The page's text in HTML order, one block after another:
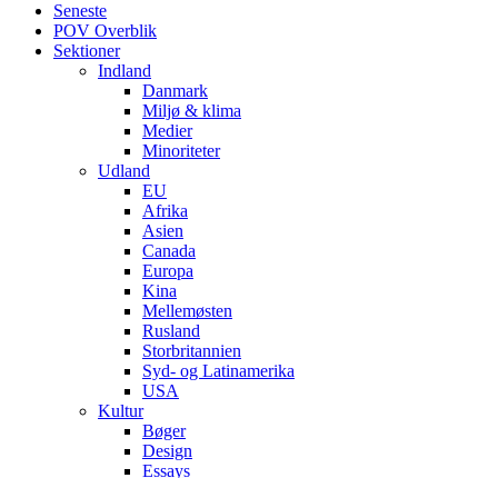
Seneste
POV Overblik
Sektioner
Indland
Danmark
Miljø & klima
Medier
Minoriteter
Udland
EU
Afrika
Asien
Canada
Europa
Kina
Mellemøsten
Rusland
Storbritannien
Syd- og Latinamerika
USA
Kultur
Bøger
Design
Essays